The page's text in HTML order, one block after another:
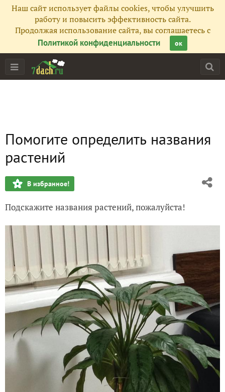
Наш сайт использует файлы cookies, чтобы улучшить
работу и повысить эффективность сайта.
Продолжая использование сайта, вы соглашаетесь с
Политикой конфиденциальности
ок
Помогите определить названия
растений
В избранное!
Подскажите названия растений, пожалуйста!